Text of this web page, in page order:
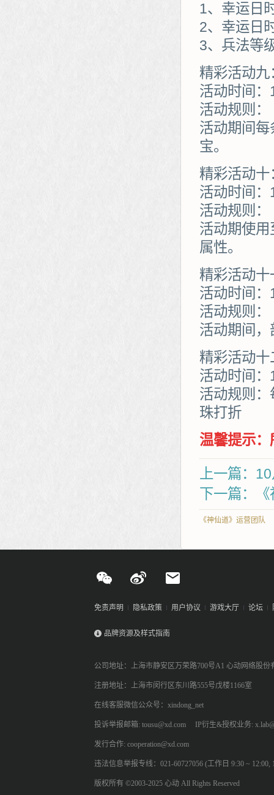
1、幸运日
2、幸运日
3、兵法等
精彩活动
活动时间
活动规则：
活动期间
宝。
精彩活动
活动时间
活动规则：
活动期使
属性。
精彩活动
活动时间
活动规则：
活动期间
精彩活动
活动时间
活动规则
珠打折
温馨提示
上一篇：
下一篇：
《神仙道》运营团队
免责声明 隐私政策 用户协议 游戏大厅 论坛
品牌资源及样式指南
公司地址：上海市静安区万荣路700号A1 心动网络股份
注册地址：上海市闵行区东川路555号戊楼1166室
在线客服微信公众号：xindong_net
投诉举报邮箱: tousu@xd.com IP衍生&授权业务:
发行合作: cooperation@xd.com
违法信息举报专线：021-60727056 (工作日 9:30 ~ 12:00,
版权所有 ©2003-2025 心动 All Rights Reserved